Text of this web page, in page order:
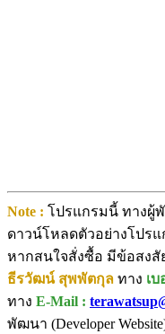
Note : โปรแกรมนี้ ทางผู้
ดาวน์โหลดตัวอย่างโปรแ
หากสนใจสั่งซื้อ มีข้อสง
ธีรวัฒน์ สุพพัตกุล ทาง เ
ทาง E-Mail :
พัฒนา (Developer